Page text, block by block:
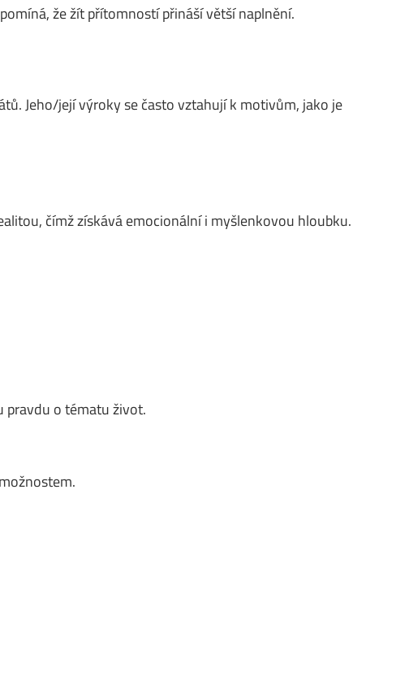
že žít přítomností přináší větší naplnění.
Jeho/její výroky se často vztahují k motivům, jako je
čímž získává emocionální i myšlenkovou hloubku.
pravdu o tématu život.